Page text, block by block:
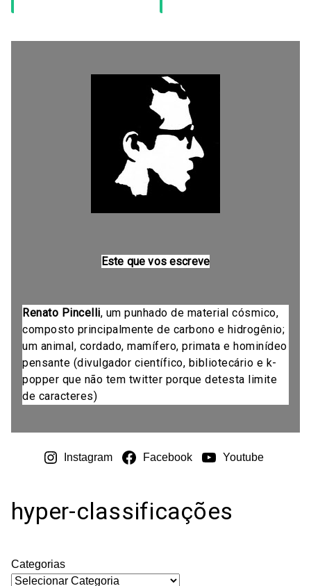
Este que vos escreve
Renato Pincelli, um punhado de material cósmico,
composto principalmente de carbono e hidrogênio;
um animal, cordado, mamífero, primata e hominídeo
pensante (divulgador científico, bibliotecário e k-
popper que não tem twitter porque detesta limite
de caracteres)
Instagram Facebook Youtube
hyper-classificações
Categorias